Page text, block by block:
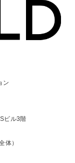
ル3階
）